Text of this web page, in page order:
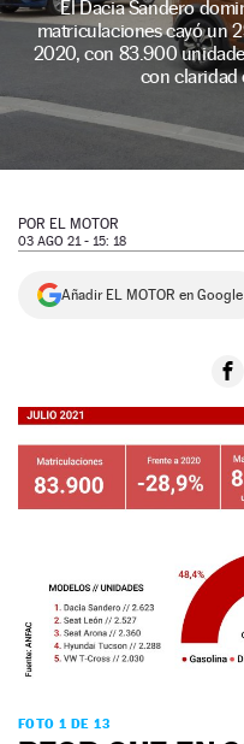
SERVICIOS
NEWSLETTER
El Dacia Sandero
matriculaciones cayó un
2020, con 83.900
con claridad
POR EL MOTOR
03 AGO 21 - 15: 18
Añadir EL MOTOR en Google
FOTO 1 DE 13